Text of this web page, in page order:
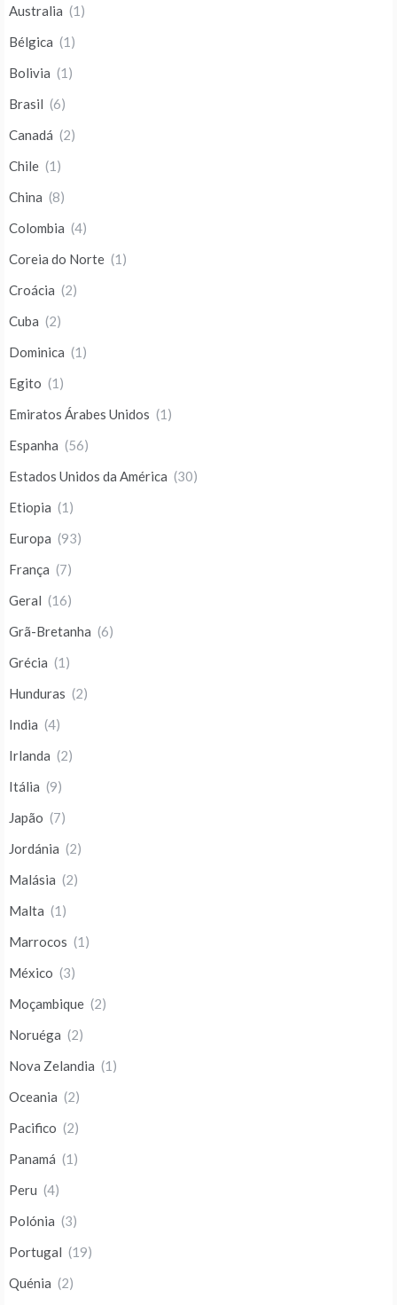
Australia (1)
Bélgica (1)
Bolivia (1)
Brasil (6)
Canadá (2)
Chile (1)
China (8)
Colombia (4)
Coreia do Norte (1)
Croácia (2)
Cuba (2)
Dominica (1)
Egito (1)
Emiratos Árabes Unidos (1)
Espanha (56)
Estados Unidos da América (30)
Etiopia (1)
Europa (93)
França (7)
Geral (16)
Grã-Bretanha (6)
Grécia (1)
Hunduras (2)
India (4)
Irlanda (2)
Itália (9)
Japão (7)
Jordánia (2)
Malásia (2)
Malta (1)
Marrocos (1)
México (3)
Moçambique (2)
Noruéga (2)
Nova Zelandia (1)
Oceania (2)
Pacifico (2)
Panamá (1)
Peru (4)
Polónia (3)
Portugal (19)
Quénia (2)